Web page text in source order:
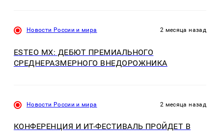
Новости России и мира 2 месяца назад
ESTEO MX: ДЕБЮТ ПРЕМИАЛЬНОГО
СРЕДНЕРАЗМЕРНОГО ВНЕДОРОЖНИКА
Новости России и мира 2 месяца назад
КОНФЕРЕНЦИЯ И ИT-ФЕСТИВАЛЬ ПРОЙДЕТ В